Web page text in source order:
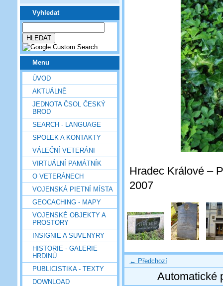
Vyhledat
Menu
ÚVOD
AKTUÁLNĚ
JEDNOTA ČSOL ČESKÝ
BROD
SEARCH - LANGUAGE
SPOLEK A KONTAKTY
VÁLEČNÍ VETERÁNI
VIRTUÁLNÍ PAMÁTNÍK
O VETERÁNECH
VOJENSKÁ PIETNÍ MÍSTA
GEOCACHING - MAPY
VOJENSKÉ OBJEKTY A
PROSTORY
INSIGNIE A SUVENYRY
HISTORIE - GALERIE
HRDINŮ
PUBLICISTIKA - TEXTY
DOWNLOAD
Hradec Králové –
2007
← Předchozí
Automatické